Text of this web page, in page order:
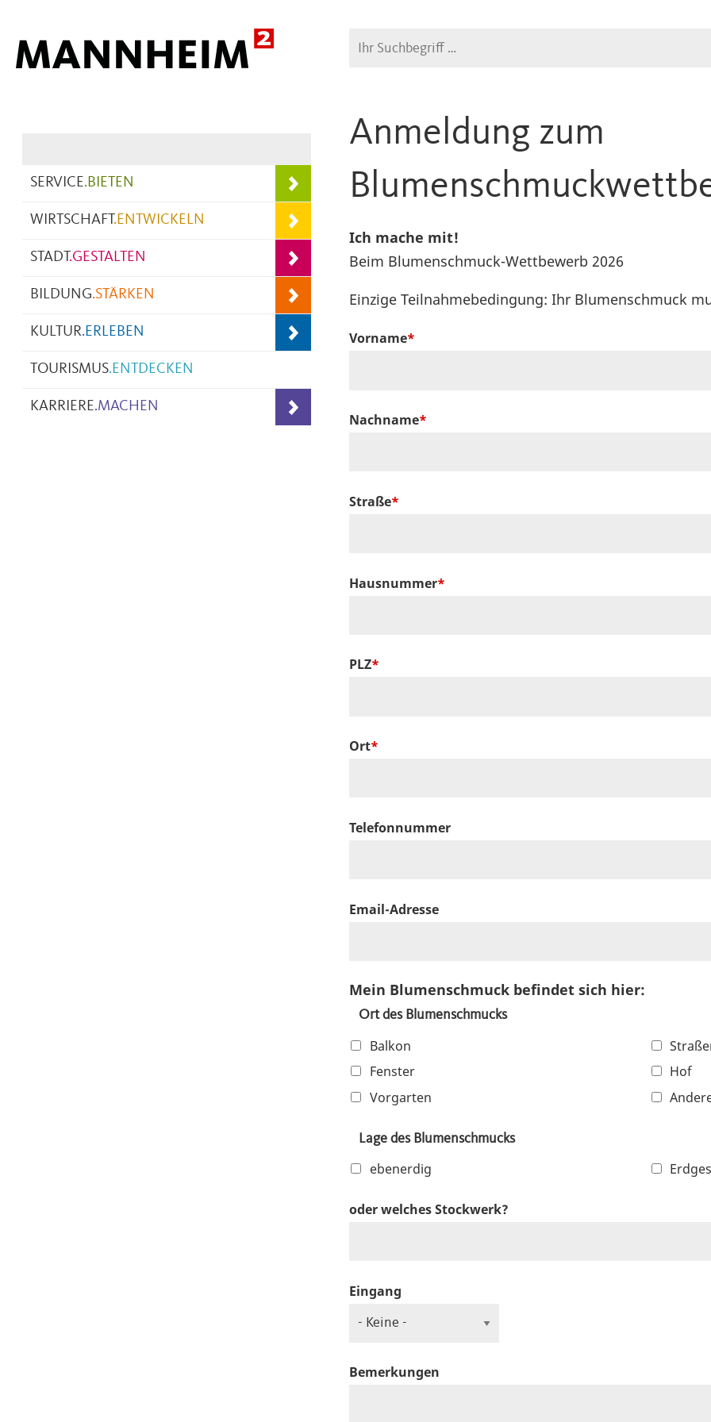
Suche
SERVICE.BIETEN
WIRTSCHAFT.ENTWICKELN
STADT.GESTALTEN
BILDUNG.STÄRKEN
KULTUR.ERLEBEN
TOURISMUS.ENTDECKEN
KARRIERE.MACHEN
Anmeldung zum
Ich mache mit!
Beim Blumenschmuck-Wettbewerb 2026
Einzige Teilnahmebedingung: Ihr Blumenschmuck
Vorname
Nachname
Straße
Hausnummer
PLZ
Ort
Telefonnummer
Email-Adresse
Mein Blumenschmuck befindet sich hier:
Ort des Blumenschmucks
Balkon
Fenster
Vorgarten
Hof
Lage des Blumenschmucks
ebenerdig
oder welches Stockwerk?
Eingang
Bemerkungen